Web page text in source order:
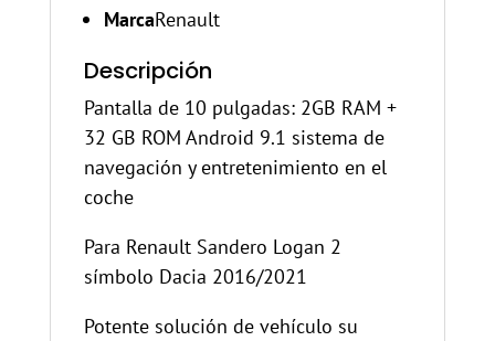
MarcaRenault
Descripción
Pantalla de 10 pulgadas: 2GB RAM +
32 GB ROM Android 9.1 sistema de
navegación y entretenimiento en el
coche
Para Renault Sandero Logan 2
símbolo Dacia 2016/2021
Potente solución de vehículo su